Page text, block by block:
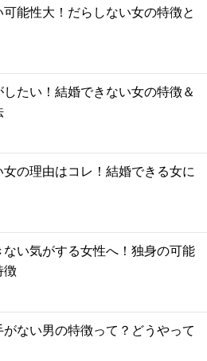
能性大！だらしない女の特徴と
たい！結婚できない女の特徴＆
の理由はコレ！結婚できる女に
い気がする女性へ！独身の可能
徴
ない男の特徴って？どうやって